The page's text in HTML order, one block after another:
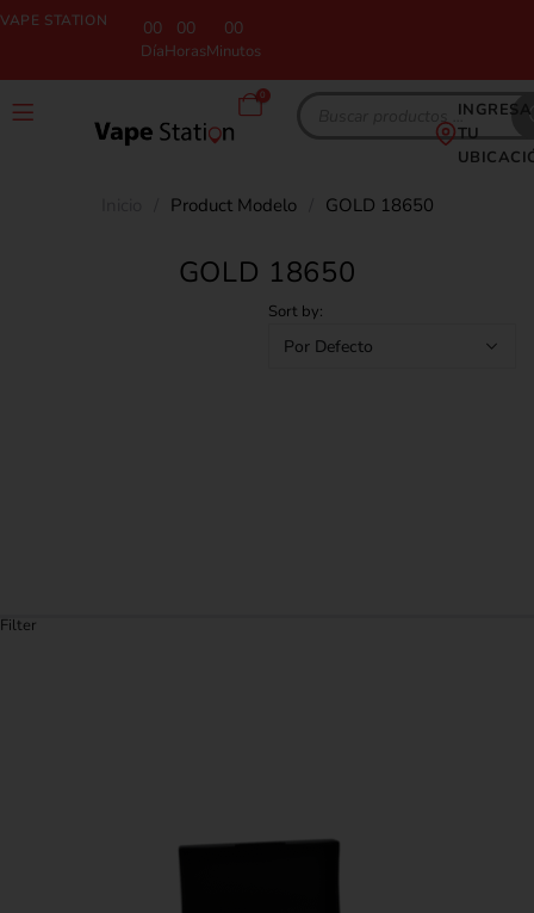
VAPE STATION 00
Día
00
Horas
00
Minutos
0
INGRESA
TU
Product Modelo GOLD 18650
GOLD 18650
Filter
Sort by: